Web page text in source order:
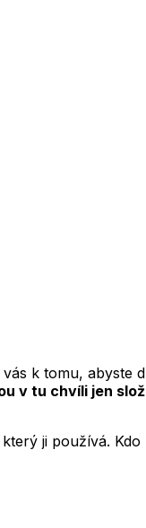
k tomu, abyste
v tu chvíli jen
ji používá.